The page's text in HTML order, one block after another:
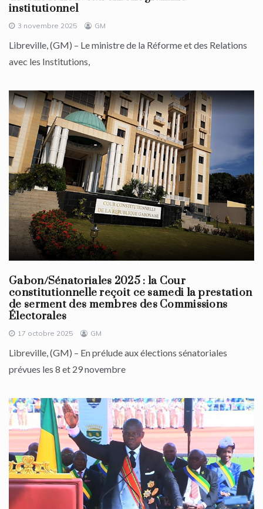
institutionnel
3 novembre 2025 GM
Libreville, (GM) – Le ministre de la Réforme et des Relations
avec les Institutions,
Gabon/Sénatoriales 2025 : la Cour
constitutionnelle reçoit ce samedi la prestation
de serment des membres des Commissions
Électorales
17 octobre 2025 GM
Libreville, (GM) – En prélude aux élections sénatoriales
prévues les 8 et 29 novembre